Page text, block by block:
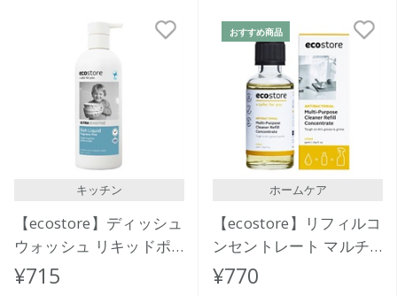
キッチン
【ecostore】ディッシュ
ウォッシュ リキッドポ
ンプ ＜無香料＞ 350mL
¥715
おすすめ商品
ホームケア
【ecostore】リフィルコ
ンセントレート マルチ
クリーナー＜シトラス＞
¥770